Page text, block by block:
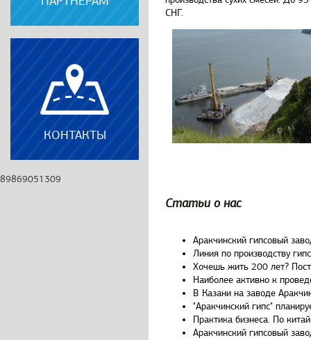
КОНТАКТЫ
СНГ.
Статьи о нас
Аракчинский гипсовый
Линия по производству
Хочешь жить 200 лет?
Наиболее активно к
В Казани на заводе
"Аракчинский гипс"
Практика бизнеса. По
Аракчинский гипсовый
89869051309